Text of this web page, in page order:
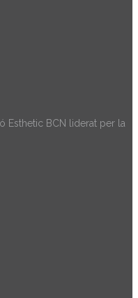
Esthetic BCN liderat per la